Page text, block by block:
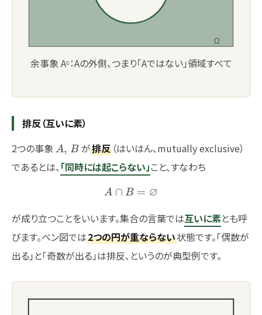
Ω
余事象 Aᶜ：Aの外側、つまり「Aではない」領域すべて
排反（互いに素）
2つの事象 A,\,B
A, B が排反 （はいはん、mutually exclusive）
であるとは、 「同時には起こらない」こと、すなわち
A \cap B = \varnothing
A ∩ B = ∅
が成り立つことをいいます。集合の言葉では互いに素とも呼
びます。ベン図では2つの円が重ならない状態です。「偶数が
出る」と「奇数が出る」は排反、というのが典型例です。